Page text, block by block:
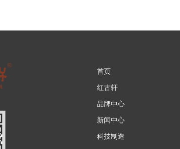
首页
红古轩
品牌中心
新闻中心
科技制造